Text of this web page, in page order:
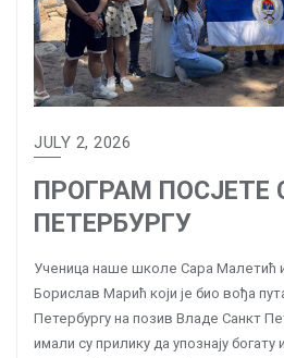
JULY 2, 2026
ПРОГРАМ ПОСЈЕТЕ
ПЕТЕРБУРГУ
Ученица наше школе Сара Малетић
Борислав Марић који је био вођа
Петербургу на позив Владе Санкт
имали су прилику да упознају богату